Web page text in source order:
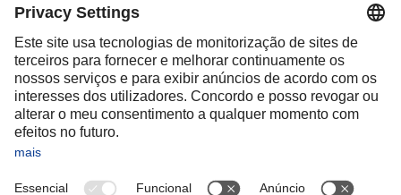
Romania
Slovakia
Spain
Sweden
Switzerland(DE FR)
Turkey
OCEANIA